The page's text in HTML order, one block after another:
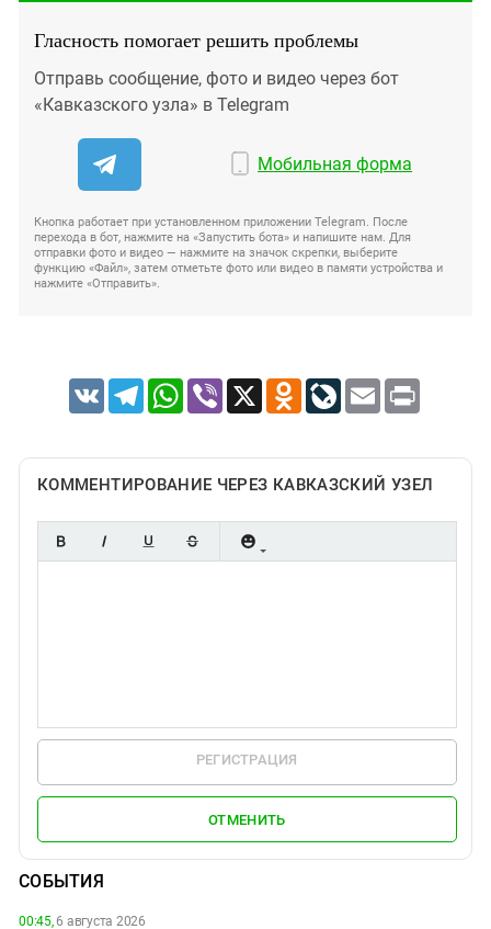
Гласность помогает решить проблемы
Отправь сообщение, фото и видео через бот
«Кавказского узла» в Telegram
Мобильная форма
Кнопка работает при установленном приложении Telegram. После
перехода в бот, нажмите на «Запустить бота» и напишите нам. Для
отправки фото и видео — нажмите на значок скрепки, выберите
функцию «Файл», затем отметьте фото или видео в памяти устройства и
нажмите «Отправить».
VK TelegramWhatsApp
Viber X Odnoklassniki
LiveJournal
Email Print
КОММЕНТИРОВАНИЕ ЧЕРЕЗ КАВКАЗСКИЙ УЗЕЛ
РЕГИСТРАЦИЯ
ОТМЕНИТЬ
СОБЫТИЯ
00:45,6 августа 2026